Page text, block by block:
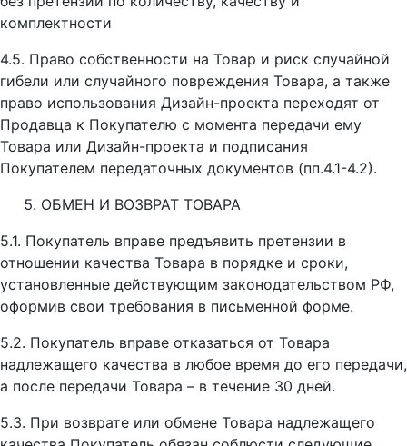
комплектности
4.5. Право собственности на Товар и риск случайной
гибели или случайного повреждения Товара, а также
право использования Дизайн-проекта переходят от
Продавца к Покупателю с момента передачи ему
Товара или Дизайн-проекта и подписания
Покупателем передаточных документов (пп.4.1-4.2).
ОБМЕН И ВОЗВРАТ ТОВАРА
5.1. Покупатель вправе предъявить претензии в
отношении качества Товара в порядке и сроки,
установленные действующим законодательством РФ,
оформив свои требования в письменной форме.
5.2. Покупатель вправе отказаться от Товара
надлежащего качества в любое время до его передачи,
а после передачи Товара – в течение 30 дней.
5.3. При возврате или обмене Товара надлежащего